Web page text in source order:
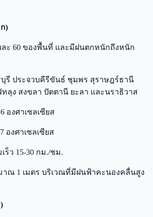
)
ะ 60 ของพื้นที่ และมีฝนตกหนักถึงหนัก
บุรี ประจวบคีรีขันธ์ ชุมพร สุราษฎร์ธานี
ลุง สงขลา ปัตตานี ยะลา และนราธิวาส
องศาเซลเซียส
องศาเซลเซียส
ร็ว 15-30 กม./ชม.
าณ 1 เมตร บริเวณที่มีฝนฟ้าคะนองคลื่นสูง